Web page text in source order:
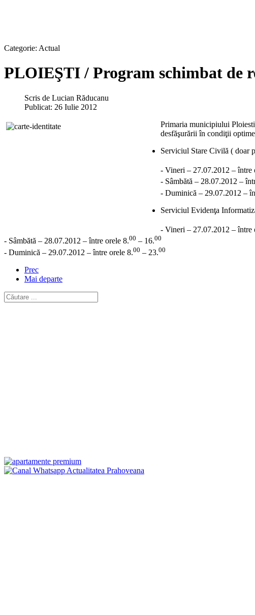
Categorie: Actual
PLOIEŞTI / Program schimbat de
Scris de Lucian Răducanu
Publicat: 26 Iulie 2012
Primaria municipiului
desfăşurării în condiţii
Serviciul Stare Civilă ( doar
- Vineri – 27.07.2012 – între
- Sâmbătă – 28.07.2012 –
- Duminică – 29.07.2012 –
Serviciul Evidenţa
- Vineri – 27.07.2012 – între
- Sâmbătă – 28.07.2012 – între orele 8.00 – 16.00
- Duminică – 29.07.2012 – între orele 8.00 – 23.00
Prec
Mai departe